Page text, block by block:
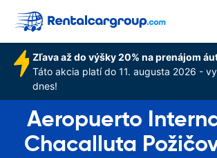
Zľava až do výšky 20% na prenájom
Táto akcia platí do 11. augusta 2026 -
dnes!
Aeropuerto
Chacalluta